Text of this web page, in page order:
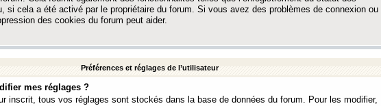
si cela a été activé par le propriétaire du forum. Si vous avez des problèmes de connexion ou
des cookies du forum peut aider.
Préférences et réglages de l’utilisateur
mes réglages ?
inscrit, tous vos réglages sont stockés dans la base de données du forum. Pour les modifier,